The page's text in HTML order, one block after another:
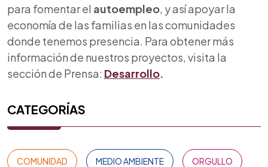
para fomentar el autoempleo , y así apoyar la
economía de las familias en las comunidades
donde tenemos presencia. Para obtener más
información de nuestros proyectos, visita la
sección de Prensa: Desarrollo
CATEGORÍAS
COMUNIDAD MEDIO AMBIENTE ORGULLO